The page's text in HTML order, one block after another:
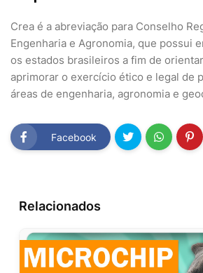
Crea é a abreviação para Conselho
Engenharia e Agronomia, que possui
os estados brasileiros a fim de
aprimorar o exercício ético e legal de
áreas de engenharia, agronomia e
Facebook
Relacionados